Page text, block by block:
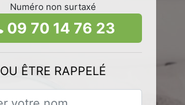
Numéro non surtaxé
09 70 14 76 23
OU ÊTRE RAPPELÉ